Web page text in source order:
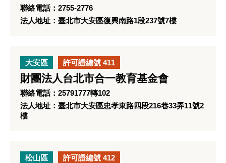
聯絡電話：2755-2776
法人地址：臺北市大安區復興南路1段237號7樓
大安區 許可證編號 411
財團法人台北市合一教育基金會
聯絡電話：25791777轉102
法人地址：臺北市大安區忠孝東路四段216巷33弄11號2
樓
松山區 許可證編號 412